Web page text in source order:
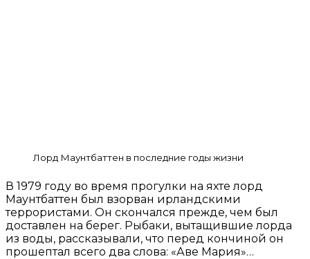
Лорд Маунтбаттен в последние годы жизни
В 1979 году во время прогулки на яхте лорд
Маунтбаттен был взорван ирландскими
террористами. Он скончался прежде, чем был
доставлен на берег. Рыбаки, вытащившие лорда
из воды, рассказывали, что перед кончиной он
прошептал всего два слова: «Аве Мария»…